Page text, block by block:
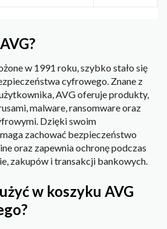
w 1991 roku, szybko stało się
cyfrowego. Znane z
AVG oferuje produkty,
malware, ransomware oraz
Dzięki swoim
zachować bezpieczeństwo
oraz zapewnia ochronę podczas
zakupów i transakcji bankowych.
w koszyku AVG